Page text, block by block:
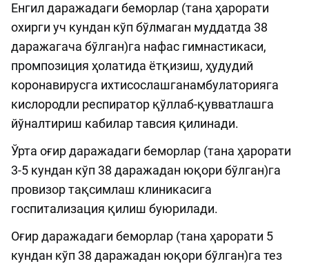
Енгил даражадаги беморлар (тана ҳарорати
охирги уч кундан кўп бўлмаган муддатда 38
даражагача бўлган)га нафас гимнастикаси,
промпозиция ҳолатида ётқизиш, ҳудудий
коронавирусга ихтисослашганамбулаторияга
кислородли респиратор қўллаб-қувватлашга
йўналтириш кабилар тавсия қилинади.
Ўрта оғир даражадаги беморлар (тана ҳарорати
3-5 кундан кўп 38 даражадан юқори бўлган)га
провизор тақсимлаш клиникасига
госпитализация қилиш буюрилади.
Оғир даражадаги беморлар (тана ҳарорати 5
кундан кўп 38 даражадан юқори бўлган)га тез